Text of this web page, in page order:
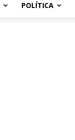
POLÍTICA